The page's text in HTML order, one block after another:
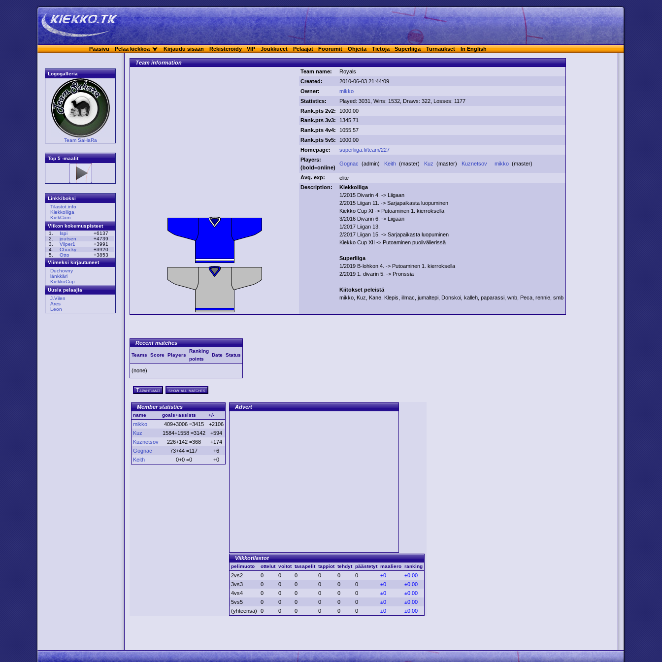
Pääsivu Pelaa kiekkoa Kirjaudu sisään Rekisteröidy VIP Joukkueet Pelaajat Foorumit Ohjeita Tietoja Superliiga Turnaukset In English
Logogalleria
Team SaHaRa
Top 5 -maalit
Linkkiboksi
Tilastot.info
Kiekkoliiga
KiekCom
Viikon kokemuspisteet
1.
Ispi
+6137
2.
joutsen
+4739
3.
Vilper1
+3991
4.
Chucky
+3920
5.
Otto
+3853
Viimeksi kirjautuneet
Duchovny
länkkäri
KiekkoCup
Uusia pelaajia
J.Vilen
Ares
Leon
Team information
Team name:
Royals
Created:
2010-06-03 21:44:09
Owner:
mikko
Statistics:
Played: 3031, Wins: 1532, Draws: 322, Losses: 1177
Rank.pts 2v2:
1000.00
Rank.pts 3v3:
1345.71
Rank.pts 4v4:
1055.57
Rank.pts 5v5:
1000.00
Homepage:
superliiga.fi/team/227
Players:
(bold=online)
Gognac (admin) Keith (master) Kuz (master) Kuznetsov mikko (master)
Avg. exp:
elite
Description:
Kiekkoliiga
1/2015 Divarin 4. -> Liigaan
2/2015 Liigan 11. -> Sarjapaikasta luopuminen
Kiekko Cup XI -> Putoaminen 1. kierroksella
3/2016 Divarin 6. -> Liigaan
1/2017 Liigan 13.
2/2017 Liigan 15. -> Sarjapaikasta luopuminen
Kiekko Cup XII -> Putoaminen puolivälierissä
Superliiga
1/2019 B-lohkon 4. -> Putoaminen 1. kierroksella
2/2019 1. divarin 5. -> Pronssia
Kiitokset peleistä
mikko, Kuz, Kane, Klepis, illmac, jumaltepi, Donskoi, kalleh, paparassi, wnb, Peca, rennie, smb
Recent matches
Teams Score Players
Ranking
points
Date Status
(none)
Tapahtumat show all matches
Member statistics
name goals+assists +/-
mikko 409+3006 =3415
+2106
Kuz
1584+1558 =3142
+594
Kuznetsov
226+142 =368
+174
Gognac
73+44 =117
+6
Keith
0+0 =0 +0
Advert
Viikkotilastot
pelimuoto ottelut voitot tasapelit tappiot tehdyt päästetyt maaliero ranking
2vs2 0 0 0 0 0 0 ±0
±0.00
3vs3
0 0 0 0 0 0 ±0
±0.00
4vs4
0 0 0 0 0 0 ±0
±0.00
5vs5
0 0 0 0 0 0 ±0
±0.00
(yhteensä)
0 0 0 0 0 0 ±0 ±0.00